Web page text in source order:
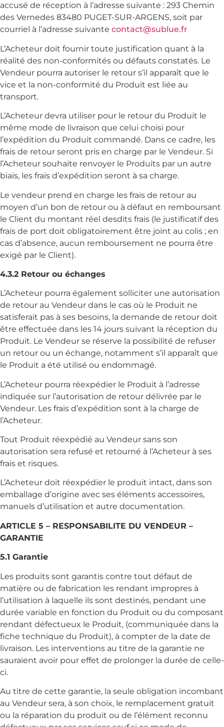
accusé de réception à l’adresse suivante : 293 Chemin
des Vernedes 83480 PUGET-SUR-ARGENS, soit par
courriel à l’adresse suivante contact@sublue.fr
L’Acheteur doit fournir toute justification quant à la
réalité des non-conformités ou défauts constatés. Le
Vendeur pourra autoriser le retour s’il apparaît que le
vice et la non-conformité du Produit est liée au
transport.
L’Acheteur devra utiliser pour le retour du Produit le
même mode de livraison que celui choisi pour
l’expédition du Produit commandé. Dans ce cadre, les
frais de retour seront pris en charge par le Vendeur. Si
l’Acheteur souhaite renvoyer le Produits par un autre
biais, les frais d’expédition seront à sa charge.
Le vendeur prend en charge les frais de retour au
moyen d’un bon de retour ou à défaut en remboursant
le Client du montant réel desdits frais (le justificatif des
frais de port doit obligatoirement être joint au colis ; en
cas d’absence, aucun remboursement ne pourra être
exigé par le Client).
4.3.2 Retour ou échanges
L’Acheteur pourra également solliciter une autorisation
de retour au Vendeur dans le cas où le Produit ne
satisferait pas à ses besoins, la demande de retour doit
être effectuée dans les 14 jours suivant la réception du
Produit. Le Vendeur se réserve la possibilité de refuser
un retour ou un échange, notamment s’il apparaît que
le Produit a été utilisé ou endommagé.
L’Acheteur pourra réexpédier le Produit à l’adresse
indiquée sur l’autorisation de retour délivrée par le
Vendeur. Les frais d’expédition sont à la charge de
l’Acheteur.
Tout Produit réexpédié au Vendeur sans son
autorisation sera refusé et retourné à l’Acheteur à ses
frais et risques.
L’Acheteur doit réexpédier le produit intact, dans son
emballage d’origine avec ses éléments accessoires,
manuels d’utilisation et autre documentation.
ARTICLE 5 – RESPONSABILITE DU VENDEUR –
GARANTIE
5.1 Garantie
Les produits sont garantis contre tout défaut de
matière ou de fabrication les rendant impropres à
l’utilisation à laquelle ils sont destinés, pendant une
durée variable en fonction du Produit ou du composant
rendant défectueux le Produit, (communiquée dans la
fiche technique du Produit), à compter de la date de
livraison. Les interventions au titre de la garantie ne
sauraient avoir pour effet de prolonger la durée de celle-
ci.
Au titre de cette garantie, la seule obligation incombant
au Vendeur sera, à son choix, le remplacement gratuit
ou la réparation du produit ou de l’élément reconnu